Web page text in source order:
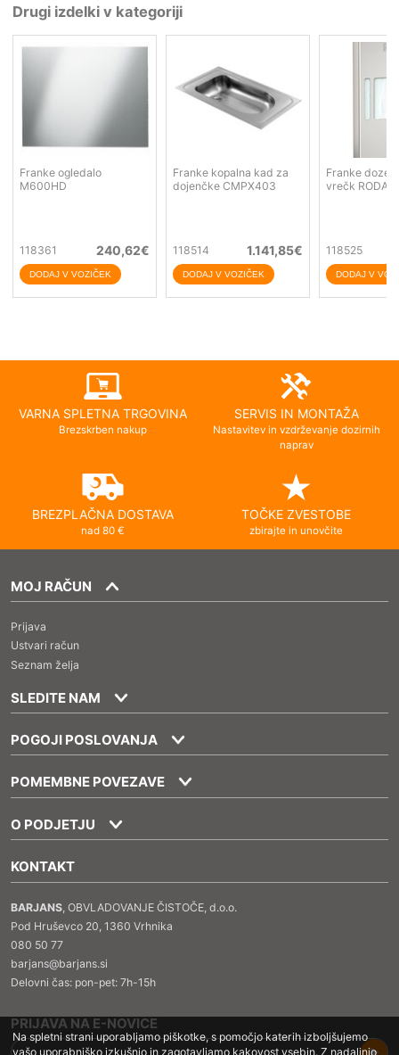
Drugi izdelki v kategoriji
Franke ogledalo
M600HD
118361 240,62€
Franke kopalna kad za
dojenčke CMPX403
118514 1.141,85€
Franke dozer
vrečk RODAN
118525
VARNA SPLETNA TRGOVINA
Brezskrben nakup
SERVIS IN MONTAŽA
Nastavitev in vzdrževanje dozirnih
naprav
BREZPLAČNA DOSTAVA
nad 80 €
TOČKE ZVESTOBE
zbirajte in unovčite
MOJ RAČUN
Prijava
Ustvari račun
Seznam želja
SLEDITE NAM
POGOJI POSLOVANJA
POMEMBNE POVEZAVE
O PODJETJU
KONTAKT
BARJANS , OBVLADOVANJE ČISTOČE, d.o.o.
Pod Hruševco 20, 1360 Vrhnika
080 50 77
barjans@barjans.si
Delovni čas: pon-pet: 7h-15h
PRIJAVA NA E-NOVICE
Na spletni strani uporabljamo piškotke, s pomočjo katerih izboljšujemo
vašo uporabniško izkušnjo in zagotavljamo kakovost vsebin. Z nadaljnjo